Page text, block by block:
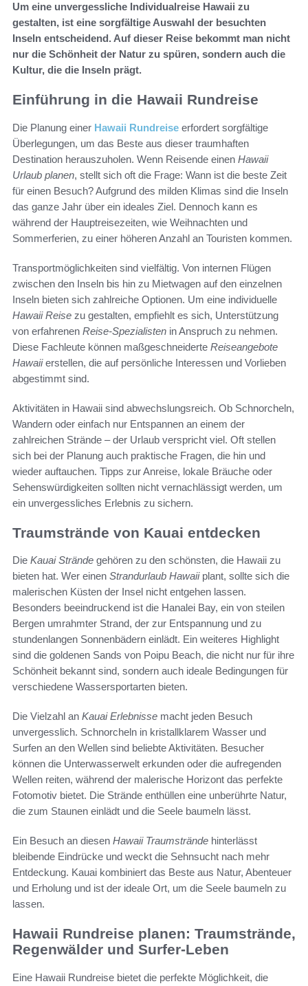
Um eine unvergessliche Individualreise Hawaii zu
gestalten, ist eine sorgfältige Auswahl der besuchten
Inseln entscheidend. Auf dieser Reise bekommt man nicht
nur die Schönheit der Natur zu spüren, sondern auch die
Kultur, die die Inseln prägt.
Einführung in die Hawaii Rundreise
Die Planung einer Hawaii Rundreise erfordert sorgfältige
Überlegungen, um das Beste aus dieser traumhaften
Destination herauszuholen. Wenn Reisende einen Hawaii
Urlaub planen, stellt sich oft die Frage: Wann ist die beste Zeit
für einen Besuch? Aufgrund des milden Klimas sind die Inseln
das ganze Jahr über ein ideales Ziel. Dennoch kann es
während der Hauptreisezeiten, wie Weihnachten und
Sommerferien, zu einer höheren Anzahl an Touristen kommen.
Transportmöglichkeiten sind vielfältig. Von internen Flügen
zwischen den Inseln bis hin zu Mietwagen auf den einzelnen
Inseln bieten sich zahlreiche Optionen. Um eine individuelle
Hawaii Reise zu gestalten, empfiehlt es sich, Unterstützung
von erfahrenen Reise-Spezialisten in Anspruch zu nehmen.
Diese Fachleute können maßgeschneiderte Reiseangebote
Hawaiierstellen, die auf persönliche Interessen und Vorlieben
abgestimmt sind.
Aktivitäten in Hawaii sind abwechslungsreich. Ob Schnorcheln,
Wandern oder einfach nur Entspannen an einem der
zahlreichen Strände – der Urlaub verspricht viel. Oft stellen
sich bei der Planung auch praktische Fragen, die hin und
wieder auftauchen. Tipps zur Anreise, lokale Bräuche oder
Sehenswürdigkeiten sollten nicht vernachlässigt werden, um
ein unvergessliches Erlebnis zu sichern.
Traumstrände von Kauai entdecken
Die Kauai Strände gehören zu den schönsten, die Hawaii zu
bieten hat. Wer einen Strandurlaub Hawaiiplant, sollte sich die
malerischen Küsten der Insel nicht entgehen lassen.
Besonders beeindruckend ist die Hanalei Bay, ein von steilen
Bergen umrahmter Strand, der zur Entspannung und zu
stundenlangen Sonnenbädern einlädt. Ein weiteres Highlight
sind die goldenen Sands von Poipu Beach, die nicht nur für ihre
Schönheit bekannt sind, sondern auch ideale Bedingungen für
verschiedene Wassersportarten bieten.
Die Vielzahl an Kauai Erlebnisse macht jeden Besuch
unvergesslich. Schnorcheln in kristallklarem Wasser und
Surfen an den Wellen sind beliebte Aktivitäten. Besucher
können die Unterwasserwelt erkunden oder die aufregenden
Wellen reiten, während der malerische Horizont das perfekte
Fotomotiv bietet. Die Strände enthüllen eine unberührte Natur,
die zum Staunen einlädt und die Seele baumeln lässt.
Ein Besuch an diesen Hawaii Traumstrände hinterlässt
bleibende Eindrücke und weckt die Sehnsucht nach mehr
Entdeckung. Kauai kombiniert das Beste aus Natur, Abenteuer
und Erholung und ist der ideale Ort, um die Seele baumeln zu
lassen.
Hawaii Rundreise planen: Traumstrände,
Regenwälder und Surfer-Leben
Eine Hawaii Rundreise bietet die perfekte Möglichkeit, die